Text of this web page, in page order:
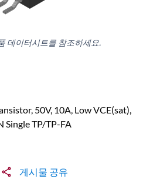
데이터시트를 참조하세요.
50V, 10A, Low VCE(sat),
Single TP/TP-FA
게시물 공유